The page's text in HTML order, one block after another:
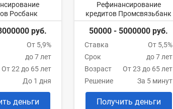
Росбанк
руб.
От 5,9%
до 7 лет
От 22 до 65 лет
До 1 дня
деньги
Рефинансирование
кредитов Промсвязьбанк
50000 - 5000000 руб.
Ставка
От 5,5%
Срок
до 7 лет
Возраст
От 23 до 65 лет
Решение
За 5 минут
Получить деньги